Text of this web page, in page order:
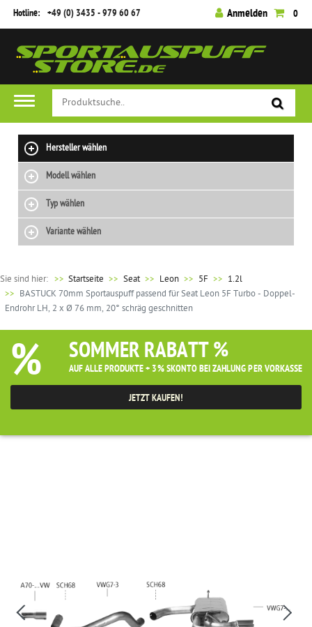
Hotline: +49 (0) 3435 - 979 60 67 Anmelden 0
Hersteller wählen
Modell wählen
Typ wählen
Variante wählen
Sie sind hier: >> Startseite Seat Leon 5F
1.2l
BASTUCK 70mm Sportauspuff passend für Seat Leon 5F Turbo - Doppel-
Endrohr LH, 2 x Ø 76 mm, 20° schräg geschnitten
% SOMMER RABATT %
AUF ALLE PRODUKTE + 3% SKONTO BEI ZAHLUNG PER VORKASSE
JETZT KAUFEN!